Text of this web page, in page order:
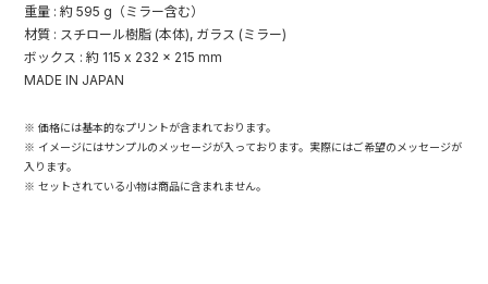
重量 : 約 595 g（ミラー含む）
材質 : スチロール樹脂 (本体), ガラス (ミラー)
ボックス : 約 115 x 232 x 215 mm
MADE IN JAPAN
※ 価格には基本的なプリントが含まれております。
※ イメージにはサンプルのメッセージが入っております。実際にはご希望のメッセージが
入ります。
※ セットされている小物は商品に含まれません。